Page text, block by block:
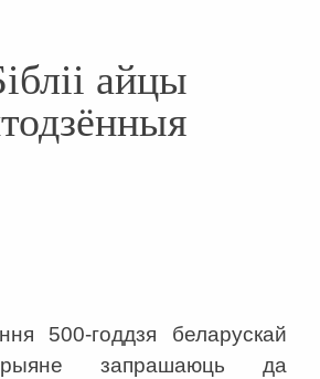
айцы
500-годдзя беларускай
запрашаюць да